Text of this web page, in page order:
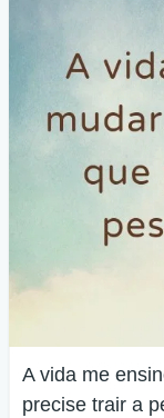
A vida me
precise trair a